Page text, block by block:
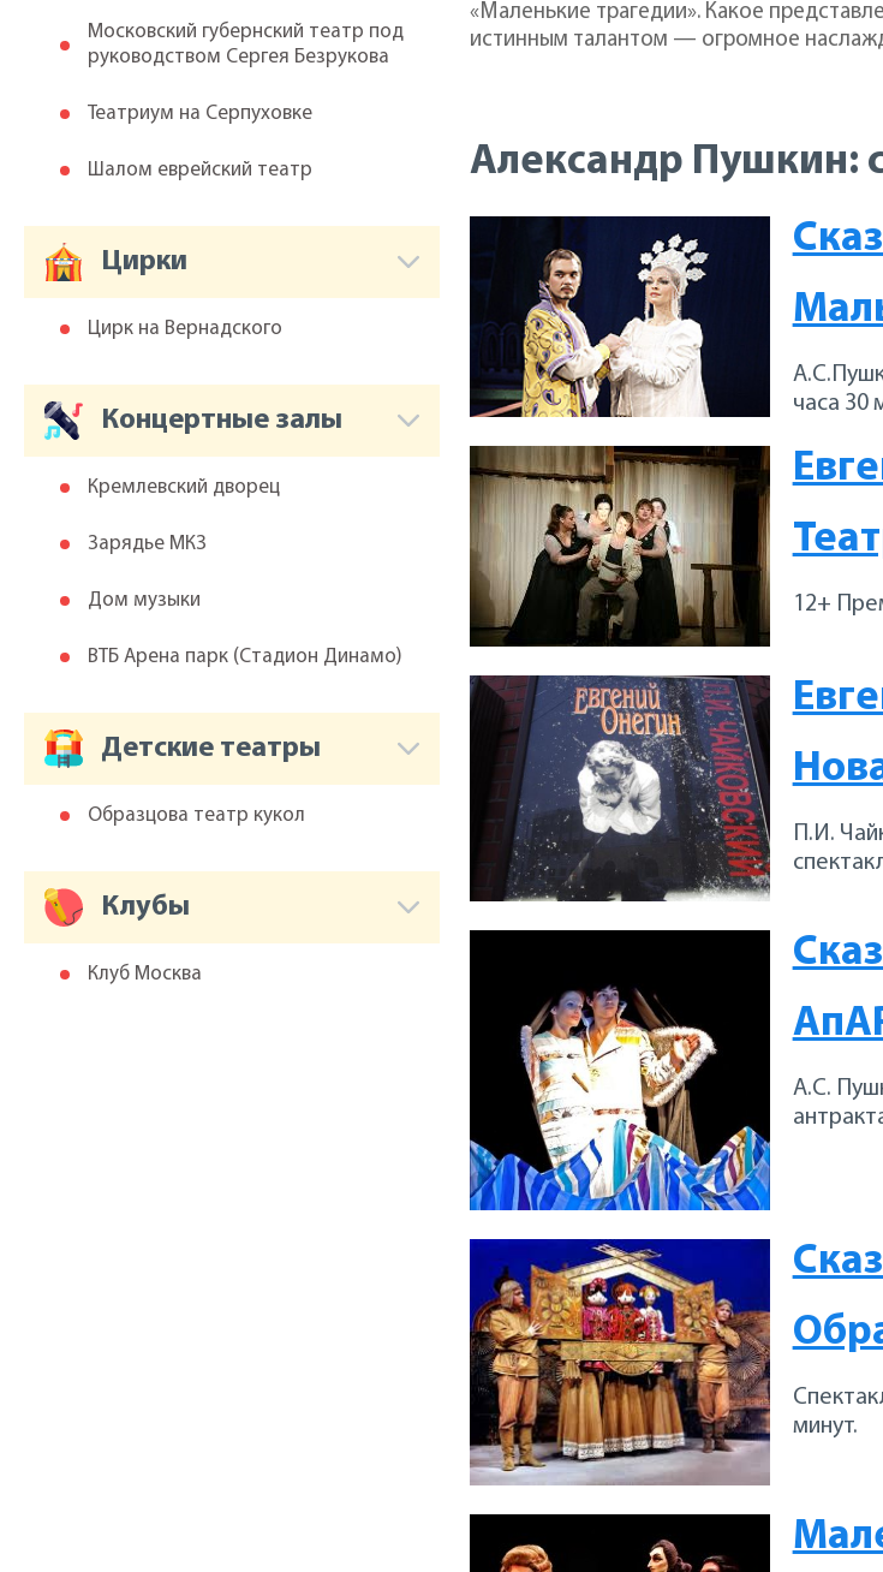
«Маленькие трагедии». Какое
истинным талантом — огромное
Александр Пушкин:
часа 30
12+
П.И.
А.С.
минут.
Московский губернский театр под
руководством Сергея Безрукова
Театриум на Серпуховке
Шалом еврейский театр
Цирки
Цирк на Вернадского
Концертные залы
Кремлевский дворец
Зарядье МКЗ
Дом музыки
ВТБ Арена парк (Cтадион Динамо)
Детские театры
Образцова театр кукол
Клубы
Клуб Москва